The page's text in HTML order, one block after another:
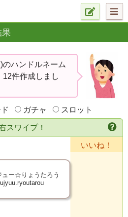
のハンドルネーム
12件作成しまし
ガチャ スロット
スワイプ！
ュー☆りょうたろう
いいね！